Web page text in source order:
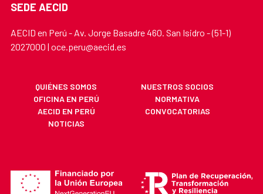
SEDE AECID
AECID en Perú - Av. Jorge Basadre 460. San Isidro - (51-1)
2027000 | oce.peru@aecid.es
QUIÉNES SOMOS
NUESTROS SOCIOS
OFICINA EN PERÚ
NORMATIVA
AECID EN PERÚ
CONVOCATORIAS
NOTICIAS